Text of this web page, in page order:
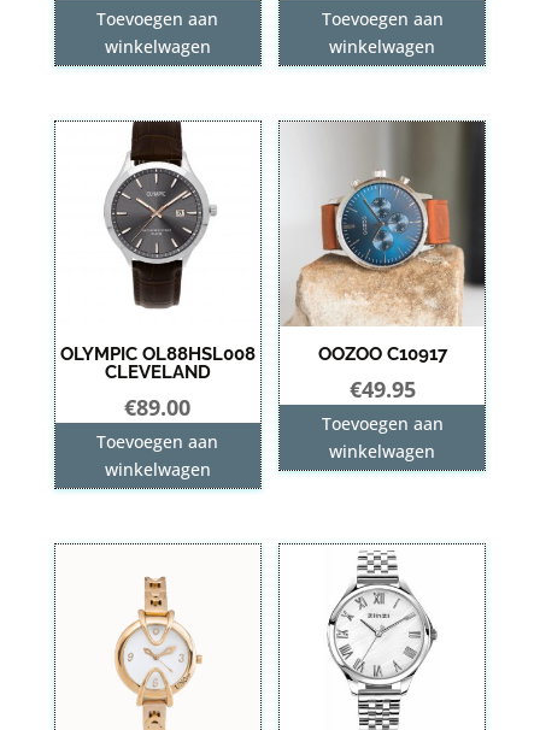
Toevoegen aan
winkelwagen
Toevoegen aan
winkelwagen
OLYMPIC OL88HSL008
CLEVELAND
€89.00
Toevoegen aan
winkelwagen
OOZOO C10917
€49.95
Toevoegen aan
winkelwagen